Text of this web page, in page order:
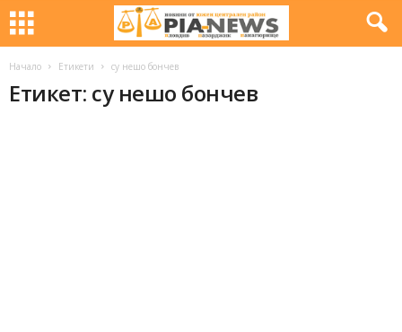
Начало Етикети су нешо бончев
Етикет: су нешо бончев